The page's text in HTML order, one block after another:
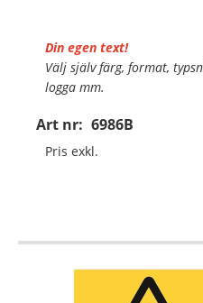
Art nr: 6986B
Din egen text!
Välj själv färg, format,
logga mm.
Material:Kantvikt
Mått:297x420mm (eller
Pris exkl.